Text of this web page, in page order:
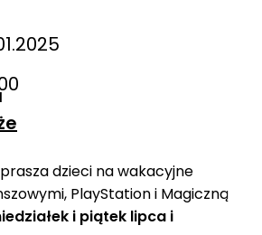
dzieci na wakacyjne
PlayStation i Magiczną
i piątek lipca i